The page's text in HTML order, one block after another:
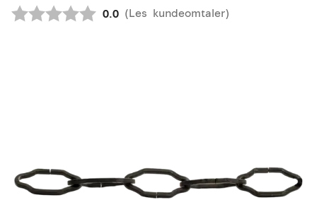
Gjennomsnittskarakter:
0.0 (Les kundeomtaler)